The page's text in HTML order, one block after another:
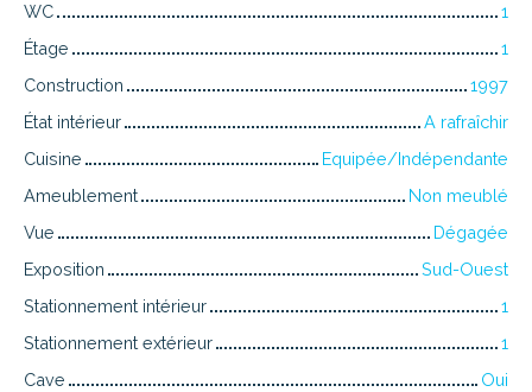
WC
1
Étage
1
Construction
1997
État intérieur
A rafraîchir
Cuisine
Equipée/Indépendante
Ameublement
Non meublé
Vue
Dégagée
Exposition
Sud-Ouest
Stationnement intérieur
1
Stationnement extérieur
1
Cave
Oui